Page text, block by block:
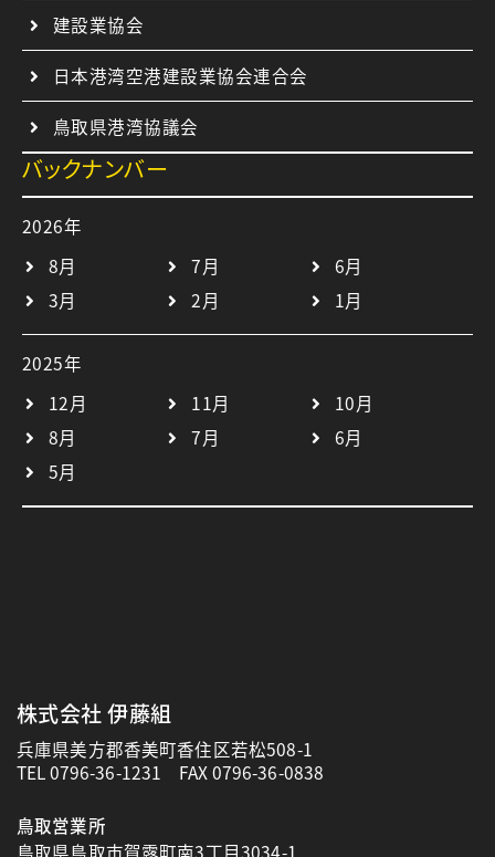
鳥取県港湾協議会
日本港湾空港建設業協会連合会
建設業協会
バックナンバー
2026年
8月
7月
6月
3月
2月 1月
2025年
12月
11月
10月
8月
7月
6月
5月
株式会社 伊藤組
兵庫県美方郡香美町香住区若松508-1
TEL0796-36-1231 FAX 0796-36-0838
鳥取営業所
鳥取県鳥取市賀露町南3丁目3034-1